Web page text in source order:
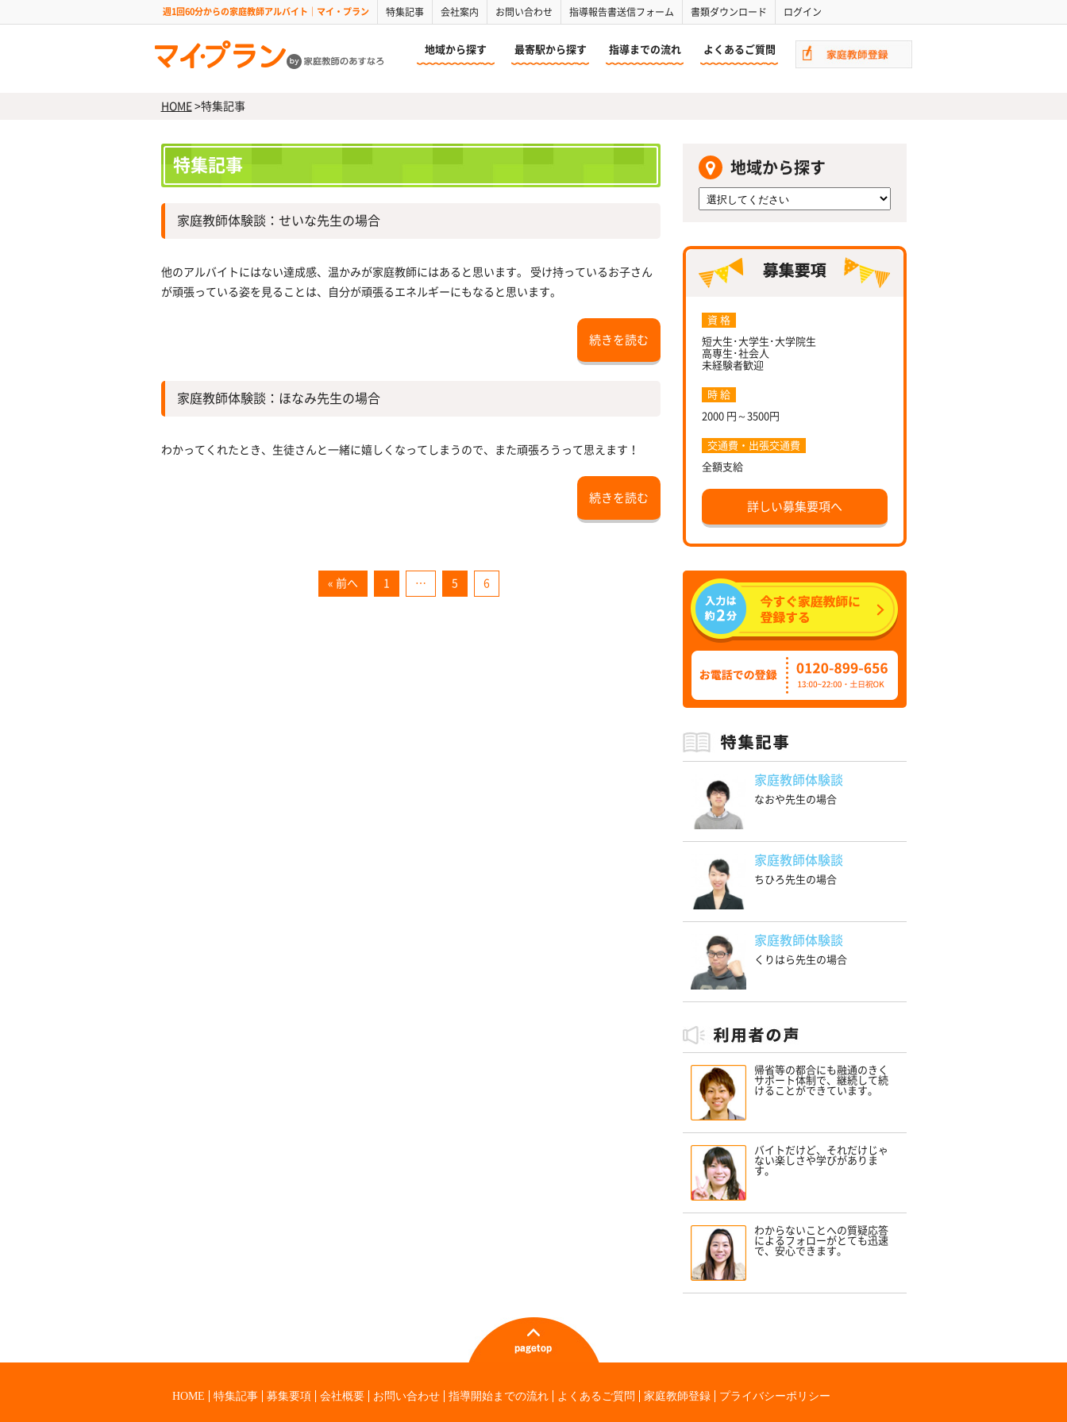
週1回60分からの家庭教師アルバイト｜マイ・プラン 特集記事 会社案内 お問い合わせ 指導報告書送信フォーム 書類ダウンロード ログイン
地域から探す 最寄駅から探す 指導までの流れ よくあるご質問
HOME>特集記事
特集記事
家庭教師体験談：せいな先生の場合
他のアルバイトにはない達成感、温かみが家庭教師にはあると思います。 受け持っているお子さん
が頑張っている姿を見ることは、自分が頑張るエネルギーにもなると思います。
続きを読む
家庭教師体験談：ほなみ先生の場合
わかってくれたとき、生徒さんと一緒に嬉しくなってしまうので、また頑張ろうって思えます！
続きを読む
« 前へ 1 … 5 6
地域から探す
資 格
短大生･大学生･大学院生
高専生･社会人
未経験者歓迎
時 給
2000 円～3500円
交通費・出張交通費
全額支給
詳しい募集要項へ
家庭教師体験談
なおや先生の場合
家庭教師体験談
ちひろ先生の場合
家庭教師体験談
くりはら先生の場合
帰省等の都合にも融通のきく
サポート体制で、継続して続
けることができています。
バイトだけど、それだけじゃ
ない楽しさや学びがありま
す。
わからないことへの質疑応答
によるフォローがとても迅速
で、安心できます。
HOME 特集記事 募集要項 会社概要 お問い合わせ 指導開始までの流れ よくあるご質問 家庭教師登録 プライバシーポリシー